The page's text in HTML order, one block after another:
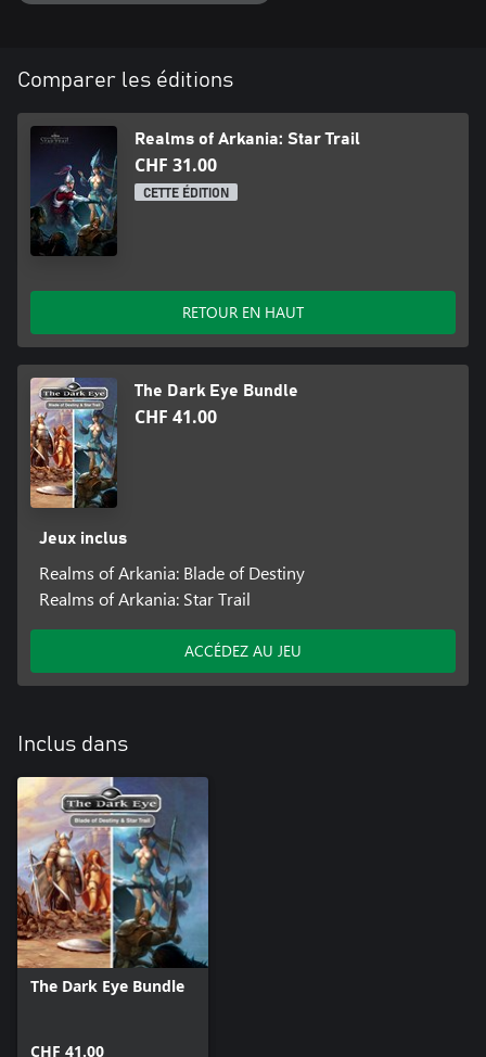
Comparer les éditions
Realms of Arkania: Star Trail
CHF 31.00
CETTE ÉDITION
RETOUR EN HAUT
The Dark Eye Bundle
CHF 41.00
Jeux inclus
Realms of Arkania: Blade of Destiny
Realms of Arkania: Star Trail
ACCÉDEZ AU JEU
Inclus dans
The Dark Eye Bundle
CHF 41.00